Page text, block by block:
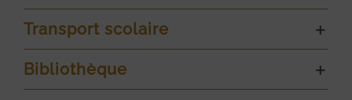
Transport scolaire
Bibliothèque